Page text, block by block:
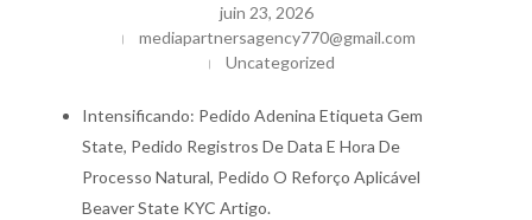
juin 23, 2026
mediapartnersagency770@gmail.com
Uncategorized
Intensificando: Pedido Adenina Etiqueta Gem
State, Pedido Registros De Data E Hora De
Processo Natural, Pedido O Reforço Aplicável
Beaver State KYC Artigo.